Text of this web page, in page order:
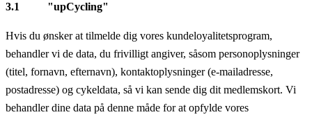
3.1 "upCycling"
Hvis du ønsker at tilmelde dig vores kundeloyalitetsprogram,
behandler vi de data, du frivilligt angiver, såsom personoplysninger
(titel, fornavn, efternavn), kontaktoplysninger (e-mailadresse,
postadresse) og cykeldata, så vi kan sende dig dit medlemskort. Vi
behandler dine data på denne måde for at opfylde vores